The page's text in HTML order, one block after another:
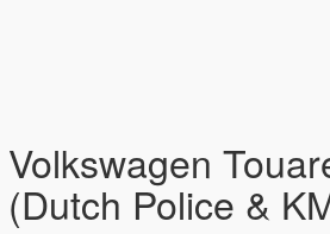
Volkswagen
(Dutch Police &